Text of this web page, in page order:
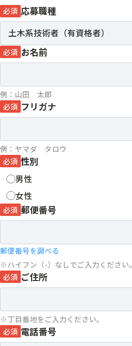
必須 応募職種
必須 お名前
例：山田 太郎
必須 フリガナ
例：ヤマダ タロウ
必須 性別
男性
女性
必須 郵便番号
郵便番号を調べる
ハイフン（-）なしでご入力ください。
必須 ご住所
丁目番地をご入力ください。
必須 電話番号